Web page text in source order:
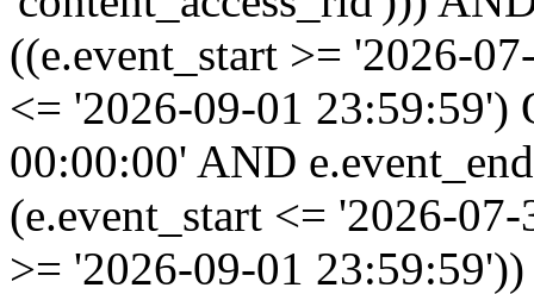
((e.event_start >= '2026-
<= '2026-09-01 23:59:59')
00:00:00' AND
(e.event_start <= '2026-
>= '2026-09-01